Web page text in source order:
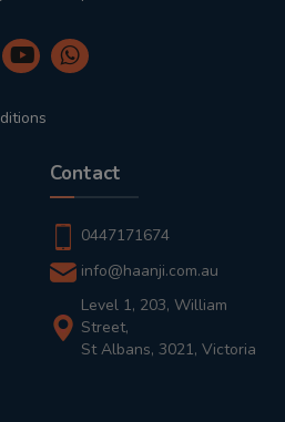
Contact
0447171674
info@haanji.com.au
Level 1, 203, William
Street,
St Albans, 3021, Victoria